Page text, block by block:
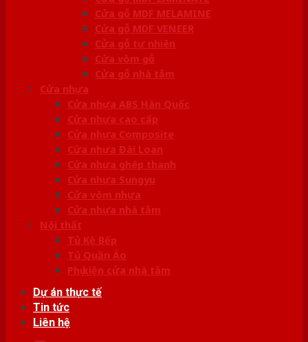
Cửa gỗ MDF MELAMINE
Cửa gỗ MDF VENEER
Cửa gỗ tự nhiên
Cửa vòm gỗ
Cửa gỗ nhà tắm
Cửa nhựa
Cửa nhựa ABS Hàn Quốc
Cửa nhựa cao cấp
Cửa nhựa Composite
Cửa nhựa Đài Loan
Cửa nhựa ghép thanh
Cửa nhựa Sungyu
Cửa vòm nhựa
Cửa nhựa nhà tắm
Nội thất
Tủ Kệ Bếp
Tủ Quần Áo
Phụ kiện cửa nhà tắm
Dự án thực tế
Tin tức
Liên hệ